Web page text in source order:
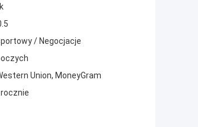
/ Negocjacje
Union, MoneyGram